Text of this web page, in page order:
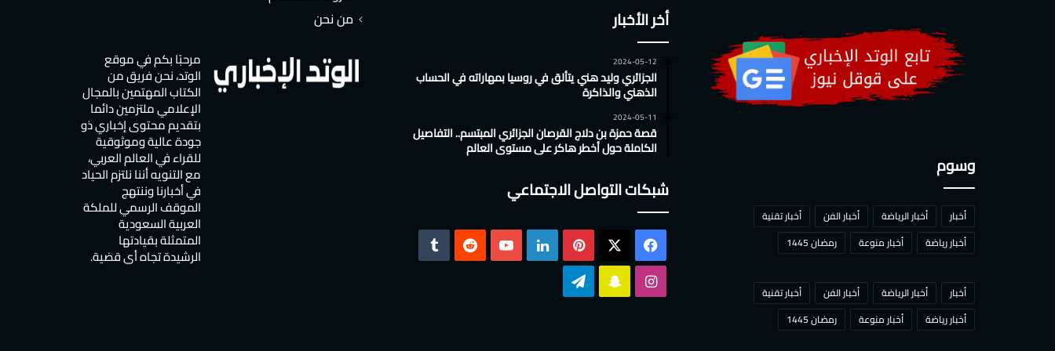
وسوم
أخبار أخبار الرياضة أخبار الفن
أخبار تقنية
أخبار رياضة
أخبار منوعة رمضان 1445
أخبار أخبار الرياضة أخبار الفن
أخبار تقنية
أخبار رياضة
أخبار منوعة رمضان 1445
أخر الأخبار
2024-05-12
الجزائري وليد هني يتألق في روسيا بمهاراته في الحساب
الذهني والذاكرة
2024-05-11
قصة حمزة بن دلاج القرصان الجزائري المبتسم.. التفاصيل
الكاملة حول أخطر هاكر على مستوى العالم
شبكات التواصل الاجتماعي
فيسبوك بينتيريست لينكدإن‫YouTube
‏Reddit
انستقرام سناب تيلقرام
من نحن
مرحبًا بكم في موقع
الوتد، نحن فريق من
الكتاب المهتمين بالمجال
الإعلامي ملتزمين دائما
بتقديم محتوى إخباري ذو
جودة عالية وموثوقية
للقراء في العالم العربي،
مع التنويه أننا نلتزم الحياد
في أخبارنا وننتهج
الموقف الرسمي للملكة
العربية السعودية
المتمثلة بقيادتها
الرشيدة تجاه أي قضية.